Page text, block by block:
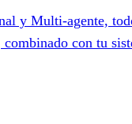
y Multi-agente,
con tu